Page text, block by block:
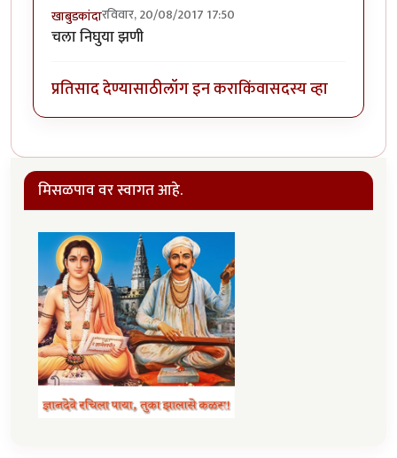
खाबुडकांदारविवार, 20/08/2017 17:50
चला निघुया झणी
प्रतिसाद देण्यासाठीलॉग इन कराकिंवासदस्य व्हा
मिसळपाव वर स्वागत आहे.